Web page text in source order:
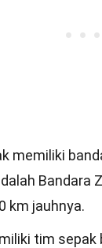
memiliki
Bandara
km jauhnya.
tim sepak